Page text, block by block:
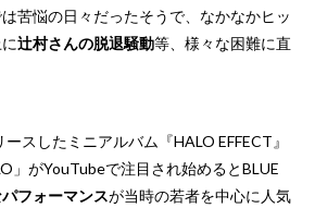
苦悩の日々だったそうで、なかなかヒッ
辻村さんの脱退騒動等、様々な困難に直
スしたミニアルバム『HALO EFFECT』
」がYouTubeで注目され始めるとBLUE
フォーマンスが当時の若者を中心に人気